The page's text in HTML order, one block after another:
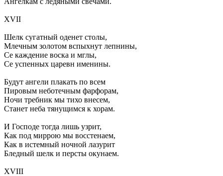
XVII
Шелк сугатный оденет столы,
Млечным золотом вспыхнут лепнины,
Се каждение воска и мглы,
Се успенных царевн именины.
Будут ангели плакать по всем
Пировым неботечным фарфорам,
Ночи требник мы тихо внесем,
Станет неба тянущимся к хорам.
И Господе тогда лишь узрит,
Как под миррою мы восстенаем,
Как в истемный ночной лазурит
Бледный шелк и персты окунаем.
XVIII